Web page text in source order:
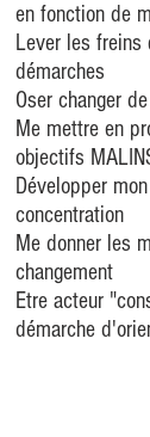
en fonction de
Lever les freins
démarches
Oser changer
Me mettre en
objectifs
Développer
concentration
Me donner les
changement
Etre acteur
démarche